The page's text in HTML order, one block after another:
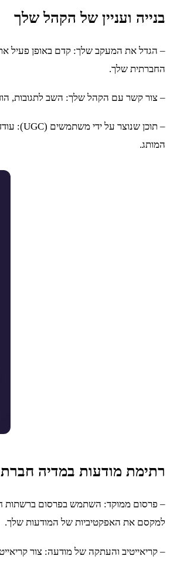
בנייה ועניין של הקהל שלך
– הגדל את המעקב שלך: קדם באופן פעיל
החברתית שלך.
– צור קשר עם הקהל שלך: השב לתגובות,
המותג.
רתימת מודעות במדיה
– פרסום ממוקד: השתמש בפרסום ברשתות
למקסם את האפקטיביות של המודעות שלך.
– קריאייטיב והעתקה של מודעה: צור